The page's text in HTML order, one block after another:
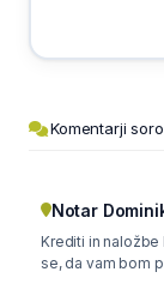
Komentarji
Notar
Krediti in
se, da vam bom